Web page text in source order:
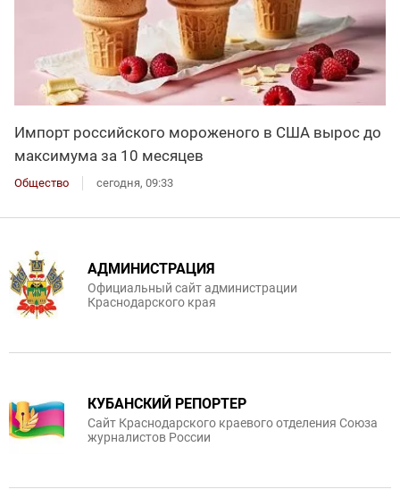
Импорт российского мороженого в США вырос до
максимума за 10 месяцев
Общество сегодня, 09:33
АДМИНИСТРАЦИЯ
Официальный сайт администрации
Краснодарского края
КУБАНСКИЙ РЕПОРТЕР
Сайт Краснодарского краевого отделения Союза
журналистов России